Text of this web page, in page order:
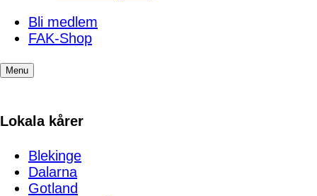
Bli medlem
FAK-Shop
Menu
Lokala kårer
Blekinge
Dalarna
Gotland